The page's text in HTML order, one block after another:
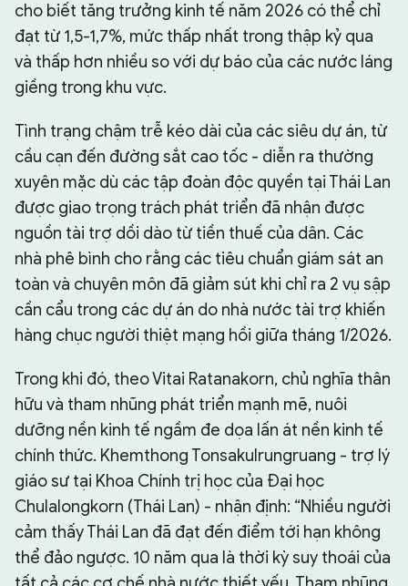
cho biết tăng trưởng kinh tế năm 2026 có thể chỉ
đạt từ 1,5-1,7%, mức thấp nhất trong thập kỷ qua
và thấp hơn nhiều so với dự báo của các nước láng
giềng trong khu vực.
Tình trạng chậm trễ kéo dài của các siêu dự án, từ
cầu cạn đến đường sắt cao tốc - diễn ra thường
xuyên mặc dù các tập đoàn độc quyền tại Thái Lan
được giao trọng trách phát triển đã nhận được
nguồn tài trợ dồi dào từ tiền thuế của dân. Các
nhà phê bình cho rằng các tiêu chuẩn giám sát an
toàn và chuyên môn đã giảm sút khi chỉ ra 2 vụ sập
cần cẩu trong các dự án do nhà nước tài trợ khiến
hàng chục người thiệt mạng hồi giữa tháng 1/2026.
Trong khi đó, theo Vitai Ratanakorn, chủ nghĩa thân
hữu và tham nhũng phát triển mạnh mẽ, nuôi
dưỡng nền kinh tế ngầm đe dọa lấn át nền kinh tế
chính thức. Khemthong Tonsakulrungruang - trợ lý
giáo sư tại Khoa Chính trị học của Đại học
Chulalongkorn (Thái Lan) - nhận định: “Nhiều người
cảm thấy Thái Lan đã đạt đến điểm tới hạn không
thể đảo ngược. 10 năm qua là thời kỳ suy thoái của